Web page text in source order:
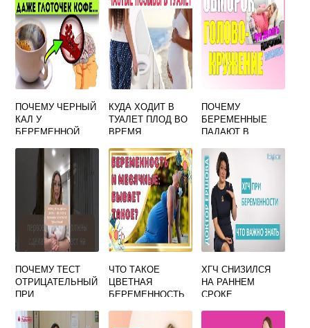
ПОЧЕМУ ЧЕРНЫЙ
КАЛ У
БЕРЕМЕННОЙ
КУДА ХОДИТ В
ТУАЛЕТ ПЛОД ВО
ВРЕМЯ
ПОЧЕМУ
БЕРЕМЕННЫЕ
ПАДАЮТ В
ПОЧЕМУ ТЕСТ
ОТРИЦАТЕЛЬНЫЙ
ПРИ
ЧТО ТАКОЕ
ЦВЕТНАЯ
БЕРЕМЕННОСТЬ
ХГЧ СНИЗИЛСЯ
НА РАННЕМ
СРОКЕ